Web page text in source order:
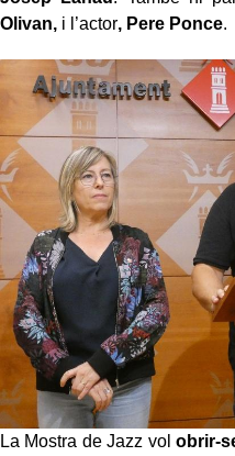
Olivan, i l’actor, Pere Ponce.
La Mostra de Jazz volobrir-